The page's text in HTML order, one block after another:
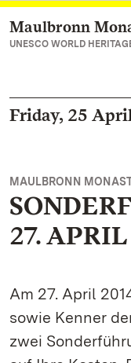
Navigate to
Maulbronn
UNESCO WORLD
Friday, 25
MAULBRONN
27.
Am 27. April
sowie Kenner
zwei